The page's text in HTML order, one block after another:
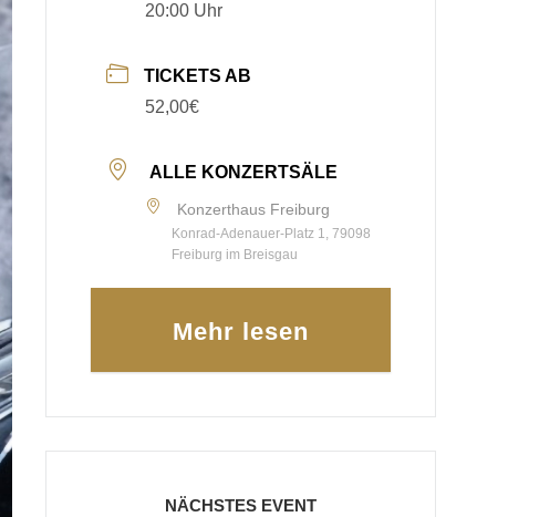
20:00 Uhr
TICKETS AB
52,00€
ALLE KONZERTSÄLE
Konzerthaus Freiburg
Konrad-Adenauer-Platz 1, 79098
Freiburg im Breisgau
Mehr lesen
NÄCHSTES EVENT